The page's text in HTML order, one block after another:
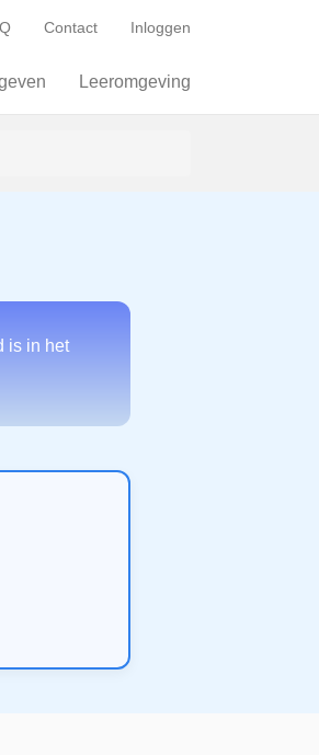
Contact Inloggen
Leeromgeving
is in het